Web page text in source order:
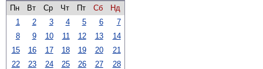
Пн
Вт Ср Чт Пт Сб
Нд
1
2 3 4 5 6
7
8
9 10 11 12 13
14
15
16 17 18 19 20
21
22
23 24 25 26 27 28